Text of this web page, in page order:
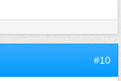
#10